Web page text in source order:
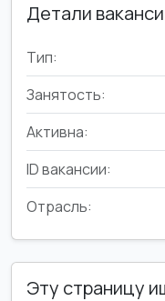
Детали
Тип:
Занятость:
Активна:
ID вакансии:
Отрасль:
Эту страницу